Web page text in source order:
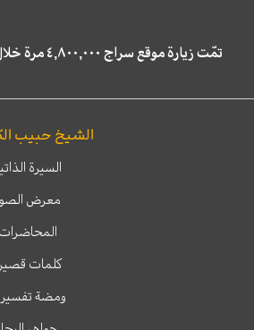
تمّت زيارة موقع سراج ٤,٨٠٠,٠٠٠ مرة خلال الستة أشهر الماضية، كما ظهر في نتائج البحث في محركات البحث٢٢,٢٩٠,٠٠٠ مرّة.
الشيخ حبيب
السيرة
معرض
المحاضرات
كلمات
ومضة